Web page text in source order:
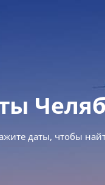
даты, чтобы